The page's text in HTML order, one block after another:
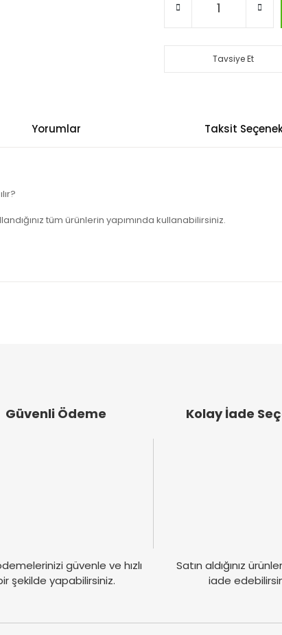
Tavsiye Et
Yorumlar Taksit
tüm ürünlerin yapımında kullanabilirsiniz.
ve diğer konularda yetersiz gördüğünüz noktaları öneri
Güvenli Ödeme
güvenle ve hızlı
şekilde yapabilirsiniz.
Kolay İade
Satın aldığınız
iade